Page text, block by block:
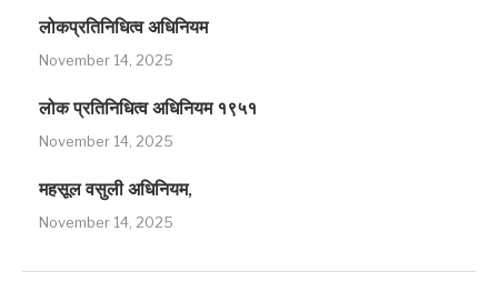
लोकप्रतिनिधित्व अधिनियम
November 14, 2025
लोक प्रतिनिधित्व अधिनियम १९५१
November 14, 2025
महसूल वसुली अधिनियम,
November 14, 2025